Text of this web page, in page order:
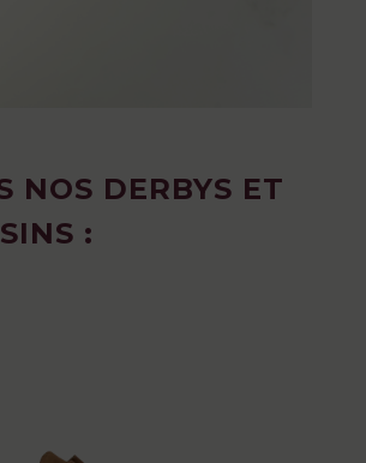
NOS DERBYS ET
: